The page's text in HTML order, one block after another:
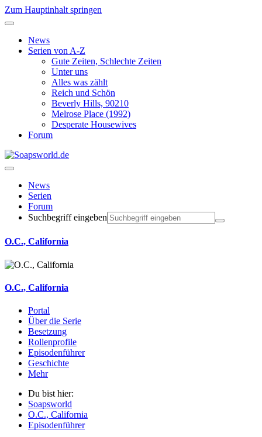
Zum Hauptinhalt springen
News
Serien von A-Z
Gute Zeiten, Schlechte Zeiten
Unter uns
Alles was zählt
Reich und Schön
Beverly Hills, 90210
Melrose Place (1992)
Desperate Housewives
Forum
News
Serien
Forum
Suchbegriff eingeben
O.C., California
O.C., California
Portal
Über die Serie
Besetzung
Rollenprofile
Episodenführer
Geschichte
Mehr
Du bist hier:
Soapsworld
O.C., California
Episodenführer